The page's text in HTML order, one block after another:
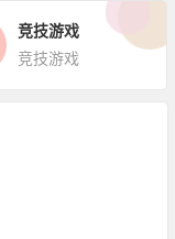
竞技游戏
竞技游戏